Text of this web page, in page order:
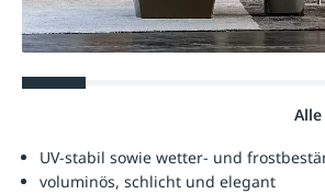
UV-stabil sowie wetter- und
voluminös, schlicht und elegant